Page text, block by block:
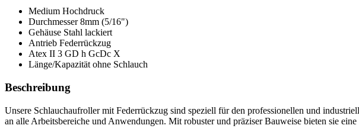
Medium Hochdruck
Durchmesser 8mm (5/16")
Gehäuse Stahl lackiert
Antrieb Federrückzug
Atex II 3 GD h GcDc X
Länge/Kapazität ohne Schlauch
Beschreibung
Unsere Schlauchaufroller mit Federrückzug sind speziell für den professionellen und
an alle Arbeitsbereiche und Anwendungen. Mit robuster und präziser Bauweise bieten sie